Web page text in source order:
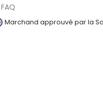
FAQ
Marchand approuvé par la